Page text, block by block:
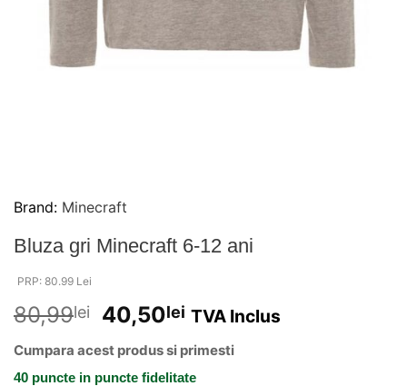
Brand: Minecraft
Bluza gri Minecraft 6-12 ani
PRP: 80.99 Lei
80,99lei 40,50lei TVA Inclus
Cumpara acest produs si primesti
40 puncte in puncte fidelitate